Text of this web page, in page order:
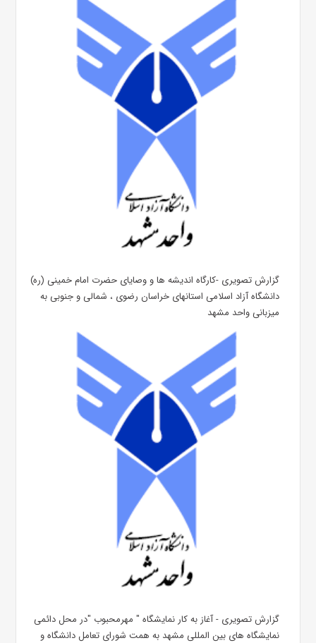
گزارش تصویری -کارگاه اندیشه ها و وصایای حضرت امام خمینی (ره)
دانشگاه آزاد اسلامی استانهای خراسان رضوی ، شمالی و جنوبی به
میزبانی واحد مشهد
گزارش تصویری - آغاز به کار نمایشگاه " مهرمحبوب "در محل دائمی
نمایشگاه های بین المللی مشهد به همت شورای تعامل دانشگاه و